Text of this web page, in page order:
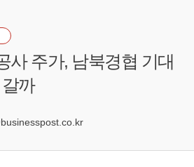
사 주가, 남북경협 기대
까